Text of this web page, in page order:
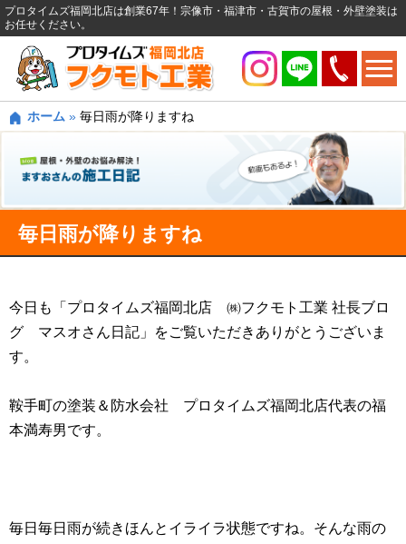
プロタイムズ福岡北店は創業67年！宗像市・福津市・古賀市の屋根・外壁塗装は
お任せください。
ホーム » 毎日雨が降りますね
毎日雨が降りますね
今日も「プロタイムズ福岡北店 ㈱フクモト工業 社長ブロ
グ マスオさん日記」をご覧いただきありがとうございま
す。
鞍手町の塗装＆防水会社 プロタイムズ福岡北店代表の福
本満寿男です。
毎日毎日雨が続きほんとイライラ状態ですね。そんな雨の